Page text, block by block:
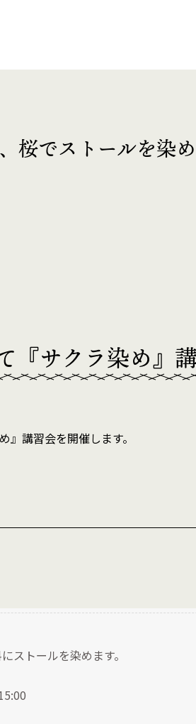
桜でストールを染
『サクラ染め』
』講習会を開催します。
ストールを染めます。